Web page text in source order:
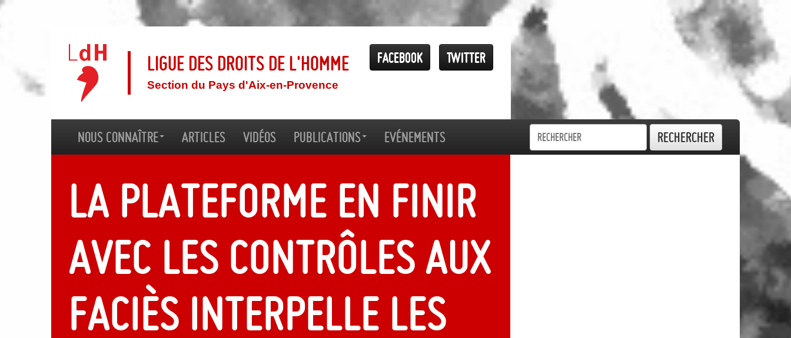
Twitter
Facebook
Ligue des droits de l'Homme
Section du Pays d'Aix-en-Provence
Nous connaître Articles Vidéos Publications Evénements Rechercher
La plateforme En finir
avec les contrôles aux
faciès interpelle les